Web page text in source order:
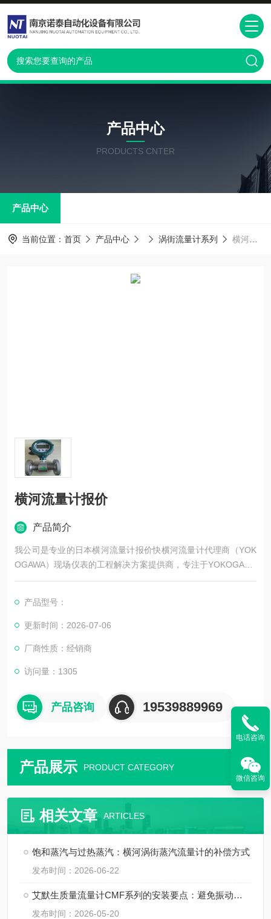
产品中心
PRODUCTS CNTER
产品中心
当前位置： 首页 产品中心 涡街流量计系列 横河流量计报价
横河流量计报价
产品简介
我公司是专业的日本横河流量计报价快横河流量计代理商（YOK
OGAWA）现场仪表的工程解决方案提供商，专注于YOKOGAWA
谐振单晶硅技术及电磁流量测量技术在中国的传播与推广，同时
方案与选择。
产品型号：
更新时间：2026-07-06
厂商性质：经销商
访问量：1305
产品咨询 19539889969
产品展示 PRODUCT CATEGORY
相关文章 ARTICLES
饱和蒸汽与过热蒸汽：横河涡街蒸汽流量计的补偿方式
发布时间：2026-06-22
艾默生质量流量计CMF系列的安装要点：避免振动、应力与两相流干扰
发布时间：2026-05-20
电话咨询
微信咨询